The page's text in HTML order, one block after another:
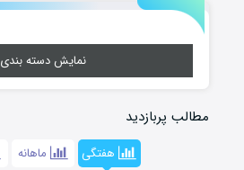
نمایش دسته بندی
مطالب پربازدید
هفتگی ماهانه